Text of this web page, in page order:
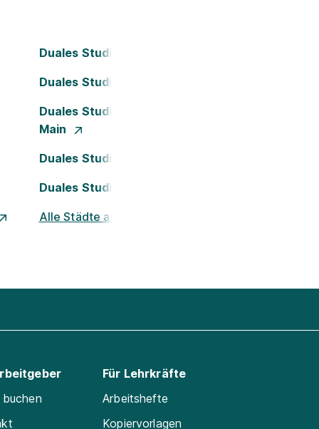
Duales Studium Bielefeld
Duales Studium Dortmund
Duales Studium Frankfurt am
Main
Duales Studium Köln
Duales Studium Nürnberg
Alle Städte ansehen
Für Lehrkräfte
Arbeitshefte
Kopiervorlagen